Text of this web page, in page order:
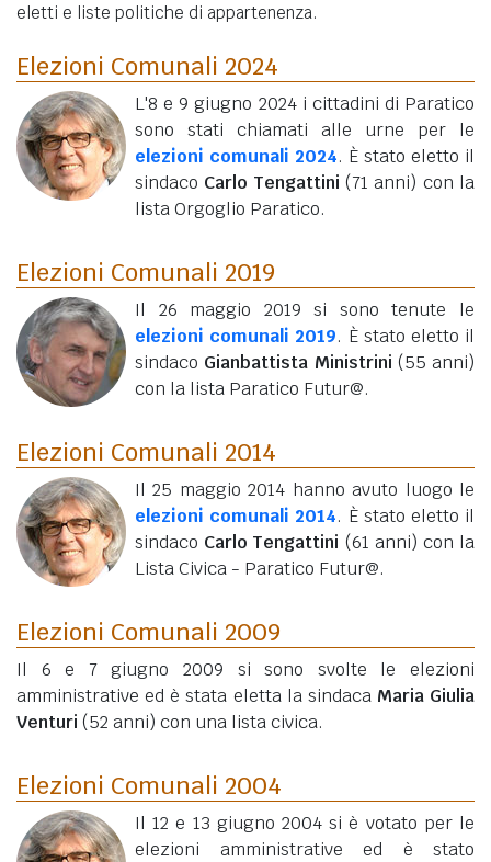
eletti e liste politiche di appartenenza.
Elezioni Comunali 2024
L'8 e 9 giugno 2024 i cittadini di Paratico
sono stati chiamati alle urne per le
elezioni comunali 2024. È stato eletto il
sindaco Carlo Tengattini (71 anni) con la
lista Orgoglio Paratico.
Elezioni Comunali 2019
Il 26 maggio 2019 si sono tenute le
elezioni comunali 2019. È stato eletto il
sindaco Gianbattista Ministrini (55 anni)
con la lista Paratico Futur@.
Elezioni Comunali 2014
Il 25 maggio 2014 hanno avuto luogo le
elezioni comunali 2014. È stato eletto il
sindaco Carlo Tengattini (61 anni) con la
Lista Civica - Paratico Futur@.
Elezioni Comunali 2009
Il 6 e 7 giugno 2009 si sono svolte le elezioni
amministrative ed è stata eletta la sindaca Maria Giulia
Venturi (52 anni) con una lista civica.
Elezioni Comunali 2004
Il 12 e 13 giugno 2004 si è votato per le
elezioni amministrative ed è stato